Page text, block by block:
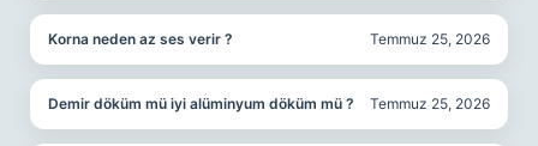
Korna neden az ses verir ? Temmuz 25, 2026
Demir döküm mü iyi alüminyum döküm mü ? Temmuz 25, 2026